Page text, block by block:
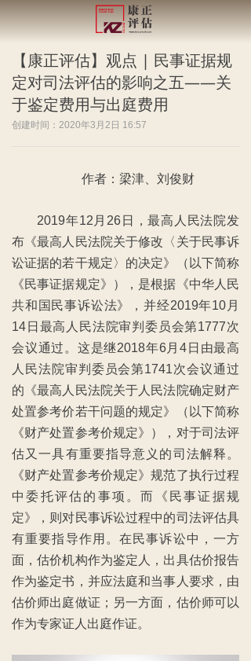
【康正评估】观点 | 民事证据规
定对司法评估的影响之五——关
于鉴定费用与出庭费用
创建时间： 2020年3月2日 16:57
作者：梁津、刘俊财
2019年12月26日，最高人民法院发
布《最高人民法院关于修改〈关于民事诉
讼证据的若干规定〉的决定》（以下简称
《民事证据规定》），是根据《中华人民
共和国民事诉讼法》，并经2019年10月
14日最高人民法院审判委员会第1777次
会议通过。这是继2018年6月4日由最高
人民法院审判委员会第1741次会议通过
的《最高人民法院关于人民法院确定财产
处置参考价若干问题的规定》（以下简称
《财产处置参考价规定》），对于司法评
估又一具有重要指导意义的司法解释。
《财产处置参考价规定》规范了执行过程
中委托评估的事项。而《民事证据规
定》，则对民事诉讼过程中的司法评估具
有重要指导作用。在民事诉讼中，一方
面，估价机构作为鉴定人，出具估价报告
作为鉴定书，并应法庭和当事人要求，由
估价师出庭做证；另一方面，估价师可以
作为专家证人出庭作证。